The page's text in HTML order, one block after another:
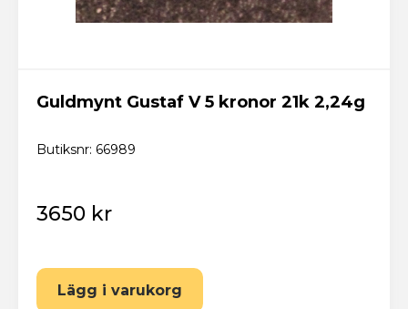
Registrera konto
Har du redan ett konto? Logga in här
Guldmynt Gustaf V 5 kronor 21k 2,24g
Butiksnr: 66989
3650 kr
Lägg i varukorg